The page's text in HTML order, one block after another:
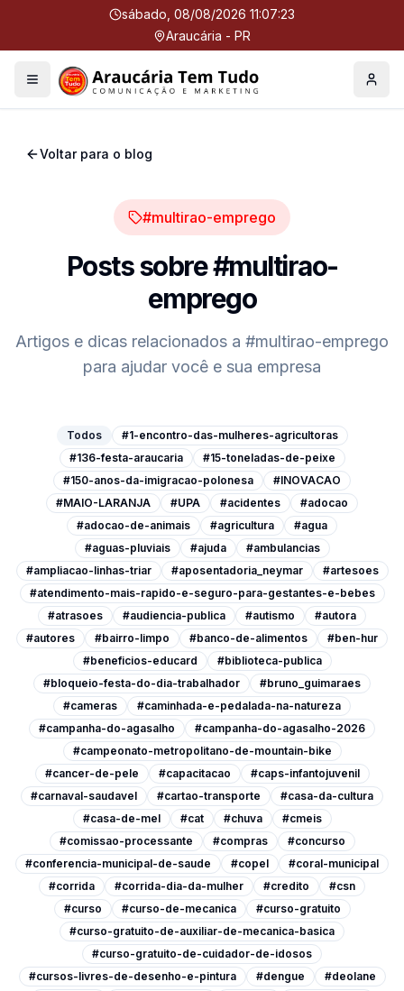
sábado, 08/08/2026 11:07:23
Araucária - PR
Menu Perfil
Voltar para o blog
#multirao-emprego
Posts sobre#multirao-
emprego
Artigos e dicas relacionados a #multirao-emprego
para ajudar você e sua empresa
Todos
#1-encontro-das-mulheres-agricultoras
#136-festa-araucaria
#15-toneladas-de-peixe
#150-anos-da-imigracao-polonesa
#INOVACAO
#MAIO-LARANJA
#UPA #acidentes
#adocao
#adocao-de-animais
#agricultura
#agua
#aguas-pluviais
#ajuda
#ambulancias
#ampliacao-linhas-triar
#aposentadoria_neymar
#artesoes
#atendimento-mais-rapido-e-seguro-para-gestantes-e-bebes
#atrasoes
#audiencia-publica #autismo
#autora
#autores
#bairro-limpo #banco-de-alimentos
#ben-hur
#beneficios-educard
#biblioteca-publica
#bloqueio-festa-do-dia-trabalhador
#bruno_guimaraes
#cameras
#caminhada-e-pedalada-na-natureza
#campanha-do-agasalho
#campanha-do-agasalho-2026
#campeonato-metropolitano-de-mountain-bike
#cancer-de-pele
#capacitacao
#caps-infantojuvenil
#carnaval-saudavel
#cartao-transporte
#casa-da-cultura
#casa-de-mel
#cat #chuva
#cmeis
#comissao-processante
#compras
#concurso
#conferencia-municipal-de-saude
#copel
#coral-municipal
#corrida
#corrida-dia-da-mulher #credito
#csn
#curso
#curso-de-mecanica
#curso-gratuito
#curso-gratuito-de-auxiliar-de-mecanica-basica
#curso-gratuito-de-cuidador-de-idosos
#cursos-livres-de-desenho-e-pintura
#dengue
#deolane